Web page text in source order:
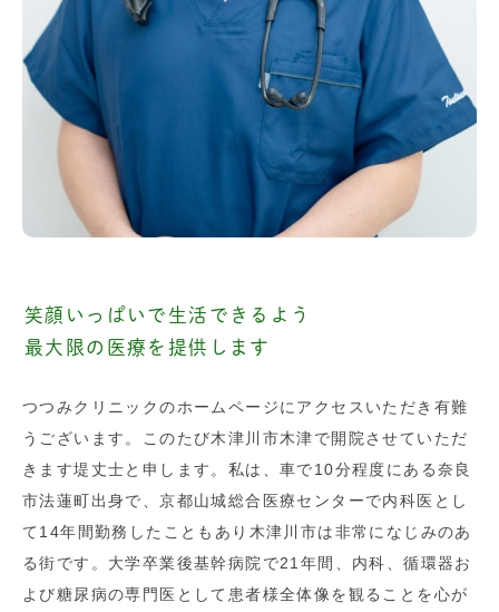
笑顔いっぱいで生活できるよう
最大限の医療を提供します
つつみクリニックのホームページにアクセスいただき有難
うございます。このたび木津川市木津で開院させていただ
きます堤丈士と申します。私は、車で10分程度にある奈良
市法蓮町出身で、京都山城総合医療センターで内科医とし
て14年間勤務したこともあり木津川市は非常になじみのあ
る街です。大学卒業後基幹病院で21年間、内科、循環器お
よび糖尿病の専門医として患者様全体像を観ることを心が